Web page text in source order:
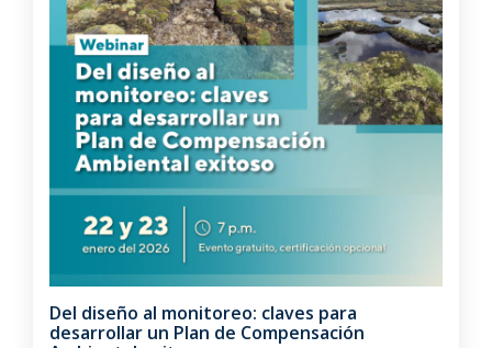
Del diseño al monitoreo: claves para
desarrollar un Plan de Compensación